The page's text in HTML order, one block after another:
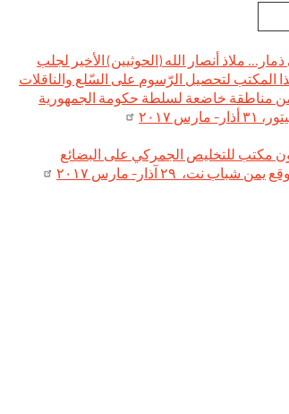
ملاذ أنصار الله (الحوثيين) الأخير لجلب
المكتب لتحصيل الرّسوم على السّلع والناقلات
من مناطقة خاضعة لسلطة حكومة الجمهورية
۲۰۱۷
مكتب للتخليص الجمركي على البضائع
نت، ۲۹ آذار- مارس ۲۰۱۷